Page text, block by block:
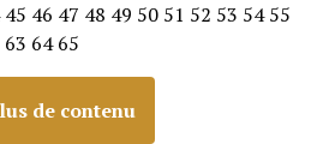
45 46 47 48 49 50 51 52 53 54 55
63 64 65
de contenu